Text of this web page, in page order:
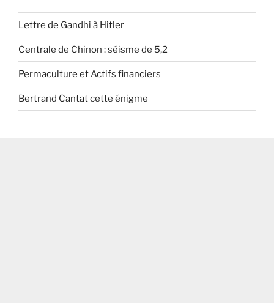
Lettre de Gandhi à Hitler
Centrale de Chinon : séisme de 5,2
Permaculture et Actifs financiers
Bertrand Cantat cette énigme